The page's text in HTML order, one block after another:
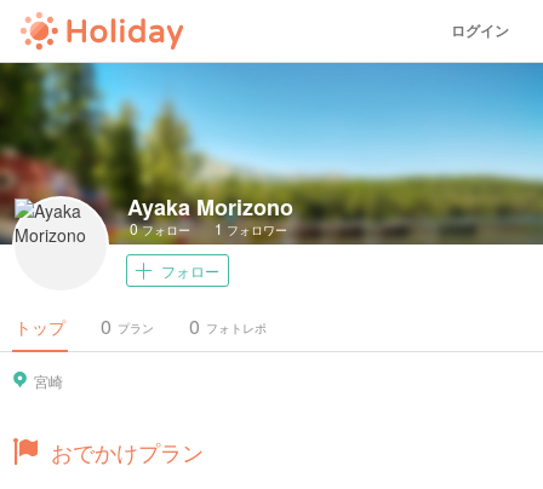
ログイン
Ayaka Morizono
0フォロー 1 フォロワー
フォロー
トップ プラン
0 フォトレポ
0
宮崎
おでかけプラン